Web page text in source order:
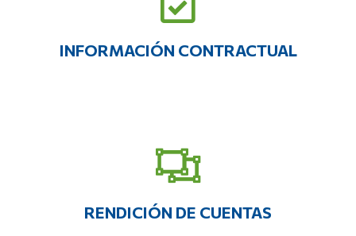
INFORMACIÓN CONTRACTUAL
RENDICIÓN DE CUENTAS